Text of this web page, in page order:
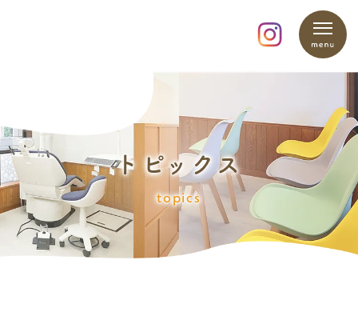
トピックス
topics